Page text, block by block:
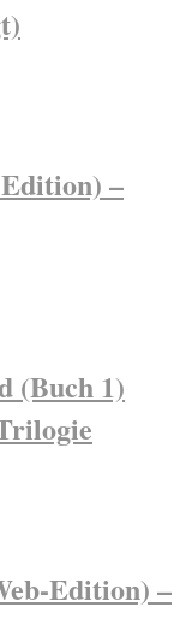
–
(Buch 1)
Edition) –